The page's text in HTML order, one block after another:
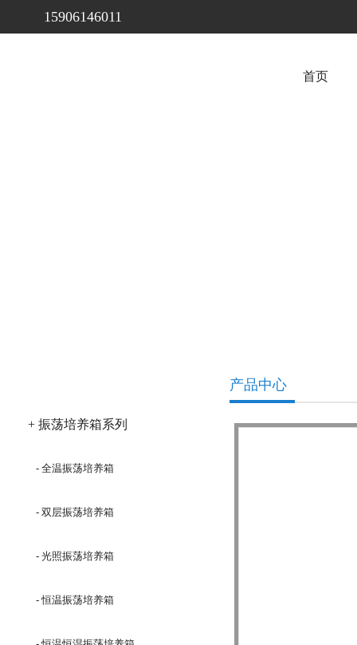
15906146011
首页
+ 振荡培养箱系列
- 全温振荡培养箱
- 双层振荡培养箱
- 光照振荡培养箱
- 恒温振荡培养箱
产品中心